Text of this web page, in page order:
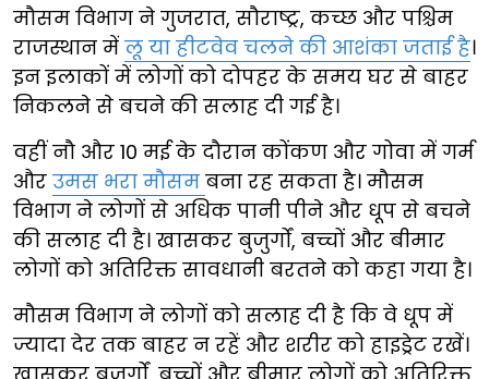
मौसम विभाग ने गुजरात, सौराष्ट्र, कच्छ और पश्चिम
राजस्थान में लू या हीटवेव चलने की आशंका जताई है।
इन इलाकों में लोगों को दोपहर के समय घर से बाहर
निकलने से बचने की सलाह दी गई है।
वहीं नौ और 10 मई के दौरान कोंकण और गोवा में गर्म
और उमस भरा मौसम बना रह सकता है। मौसम
विभाग ने लोगों से अधिक पानी पीने और धूप से बचने
की सलाह दी है। खासकर बुजुर्गों, बच्चों और बीमार
लोगों को अतिरिक्त सावधानी बरतने को कहा गया है।
मौसम विभाग ने लोगों को सलाह दी है कि वे धूप में
ज्यादा देर तक बाहर न रहें और शरीर को हाइड्रेट रखें।
खासकर बुजुर्गों, बच्चों और बीमार लोगों को अतिरिक्त